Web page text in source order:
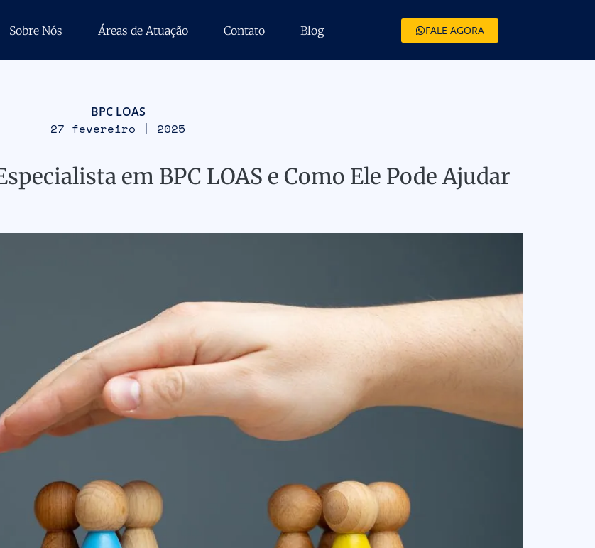
Sobre Nós Áreas de Atuação Contato Blog FALE AGORA
BPC LOAS
27 fevereiro | 2025
em BPC LOAS e Como Ele Pode Ajudar